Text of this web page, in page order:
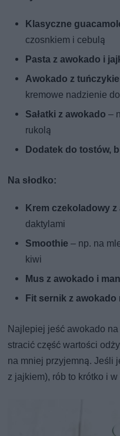
Klasyczne
czosnkiem i cebulą
Pasta z awokado i
Awokado z
kremowe nadzienie
Sałatki z awokado –
rukolą
Dodatek do tostów,
Na słodko:
Krem czekoladowy z
daktylami
Smoothie – np. na
kiwi
Mus z awokado i
Fit sernik z awokado
Najlepiej jeść awokado
stracić część wartości
na mniej przyjemną. Jeśli
z jajkiem), rób to krótko i